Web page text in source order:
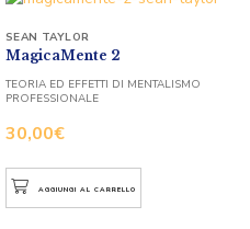
MagicaMente 2
30,00€
SEAN TAYLOR
TEORIA ED EFFETTI DI MENTALISMO
PROFESSIONALE
AGGIUNGI AL CARRELLO